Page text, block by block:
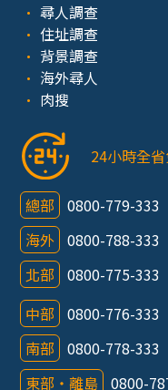
尋人調查
住址調查
背景調查
海外尋人
肉搜
24小時全
總部
0800-779-333
海外 0800-788-333
北部
0800-775-333
中部
0800-776-333
南部
0800-778-333
東部‧離島 0800-